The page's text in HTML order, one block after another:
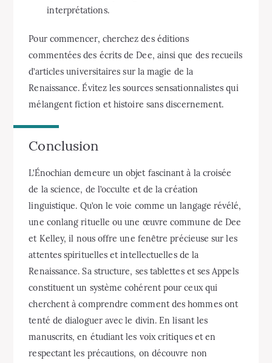
interprétations.
Pour commencer, cherchez des éditions
commentées des écrits de Dee, ainsi que des recueils
d’articles universitaires sur la magie de la
Renaissance. Évitez les sources sensationnalistes qui
mélangent fiction et histoire sans discernement.
Conclusion
L’Énochian demeure un objet fascinant à la croisée
de la science, de l’occulte et de la création
linguistique. Qu’on le voie comme un langage révélé,
une conlang rituelle ou une œuvre commune de Dee
et Kelley, il nous offre une fenêtre précieuse sur les
attentes spirituelles et intellectuelles de la
Renaissance. Sa structure, ses tablettes et ses Appels
constituent un système cohérent pour ceux qui
cherchent à comprendre comment des hommes ont
tenté de dialoguer avec le divin. En lisant les
manuscrits, en étudiant les voix critiques et en
respectant les précautions, on découvre non